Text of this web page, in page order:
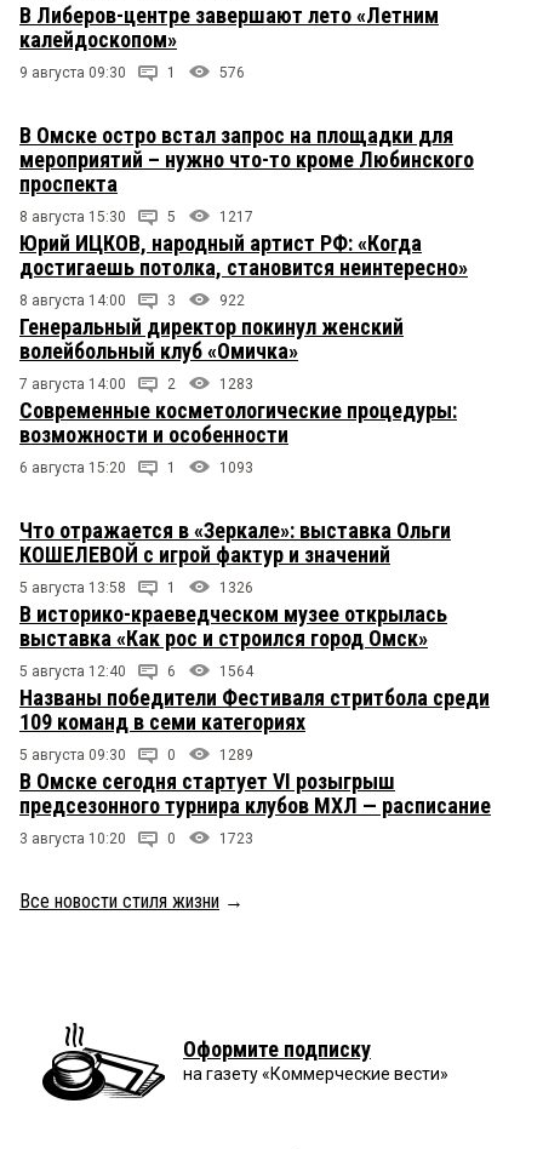
В Либеров-центре завершают лето «Летним
калейдоскопом»
9 августа 09:30 1 576
В Омске остро встал запрос на площадки для
мероприятий – нужно что-то кроме Любинского
проспекта
8 августа 15:30 5 1217
Юрий ИЦКОВ, народный артист РФ: «Когда
достигаешь потолка, становится неинтересно»
8 августа 14:00 3 922
Генеральный директор покинул женский
волейбольный клуб «Омичка»
7 августа 14:00 2 1283
Современные косметологические процедуры:
возможности и особенности
6 августа 15:20 1 1093
Что отражается в «Зеркале»: выставка Ольги
КОШЕЛЕВОЙ с игрой фактур и значений
5 августа 13:58 1 1326
В историко-краеведческом музее открылась
выставка «Как рос и строился город Омск»
5 августа 12:40 6 1564
Названы победители Фестиваля стритбола среди
109 команд в семи категориях
5 августа 09:30 0 1289
В Омске сегодня стартует VI розыгрыш
предсезонного турнира клубов МХЛ — расписание
3 августа 10:20 0 1723
Все новости стиля жизни →
Оформите подписку
на газету «Коммерческие вести»